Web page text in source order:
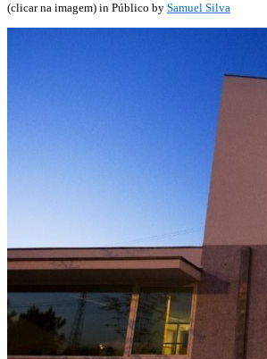
(clicar na imagem) in Público by Samuel Silva